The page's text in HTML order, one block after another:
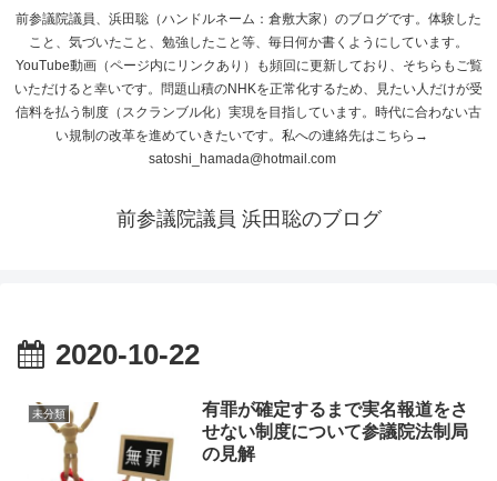
前参議院議員、浜田聡（ハンドルネーム：倉敷大家）のブログです。体験した
こと、気づいたこと、勉強したこと等、毎日何か書くようにしています。
YouTube動画（ページ内にリンクあり）も頻回に更新しており、そちらもご覧
いただけると幸いです。問題山積のNHKを正常化するため、見たい人だけが受
信料を払う制度（スクランブル化）実現を目指しています。時代に合わない古
い規制の改革を進めていきたいです。私への連絡先はこちら→
satoshi_hamada@hotmail.com
前参議院議員 浜田聡のブログ
2020-10-22
未分類
有罪が確定するまで実名報道をさ
せない制度について参議院法制局
の見解